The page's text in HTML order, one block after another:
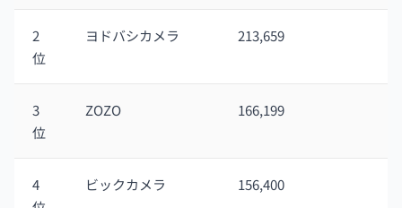
2
位
ヨドバシカメラ 213,659
3
位
ZOZO 166,199
4
ビックカメラ 156,400